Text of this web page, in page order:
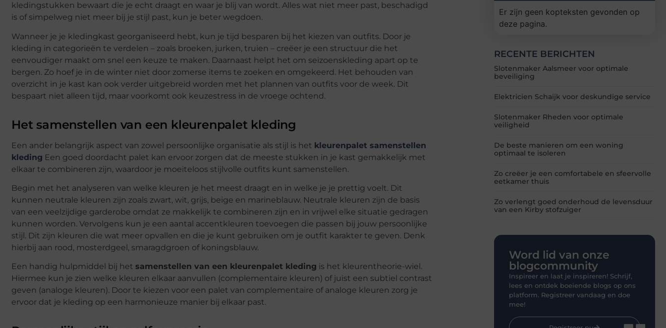
kledingstukken bewaart die je echt draagt en waar je blij van wordt. Alles wat niet meer past, beschadigd
is of simpelweg niet meer bij je stijl past, kun je beter wegdoen.
Wanneer je je kledingkast georganiseerd hebt, kun je tijd besparen bij het kiezen van outfits. Door je
kleding in categorieën te verdelen – zoals broeken, jurken, truien – creëer je een structuur die het
eenvoudiger maakt om snel een keuze te maken. Daarnaast helpt het om seizoenskleding apart op te
bergen. Zo hoef je in de winter niet door zomerse items te zoeken en omgekeerd. Het behouden van
overzicht in je kast kan ook verder uitgebreid worden met het plannen van outfits voor de week. Dit
bespaart niet alleen tijd, maar voorkomt ook keuzestress in de vroege ochtend.
Het samenstellen van een kleurenpalet kleding
Een ander belangrijk aspect van zowel persoonlijke organisatie als stijl is het kleurenpalet samenstellen
kleding Een goed doordacht palet kan ervoor zorgen dat de meeste stukken in je kast gemakkelijk met
elkaar te combineren zijn, waardoor je moeiteloos stijlvolle outfits kunt samenstellen.
Begin met het analyseren van welke kleuren je het meest draagt en in welke je je prettig voelt. Dit
kunnen neutrale kleuren zijn zoals zwart, wit, grijs, beige en marineblauw. Neutrale kleuren zijn de basis
van een veelzijdige garderobe omdat ze makkelijk te combineren zijn en in vrijwel elke situatie gedragen
kunnen worden. Vervolgens kun je een aantal accentkleuren toevoegen die passen bij jouw persoonlijke
stijl. Dit zijn kleuren die wat meer opvallen en die je kunt gebruiken om je outfit karakter te geven. Denk
hierbij aan rood, mosterdgeel, smaragdgroen of koningsblauw.
Een handig hulpmiddel bij het samenstellen van een kleurenpalet kleding is het kleurentheorie-wiel.
Hiermee kun je zien welke kleuren elkaar aanvullen (complementaire kleuren) of juist een subtiel contrast
geven (analoge kleuren). Door te kiezen voor een palet van complementaire of analoge kleuren zorg je
ervoor dat je kleding op een harmonieuze manier bij elkaar past.
Er zijn geen kopteksten gevonden op
deze pagina.
RECENTE BERICHTEN
Slotenmaker Aalsmeer voor optimale
beveiliging
Elektricien Schaijk voor deskundige service
Slotenmaker Rheden voor optimale
veiligheid
De beste manieren om een woning
optimaal te isoleren
Zo creëer je een comfortabele en sfeervolle
eetkamer thuis
Zo verlengt goed onderhoud de levensduur
van een Kirby stofzuiger
Word lid van onze
blogcommunity
Inspireer en laat je inspireren! Schrijf,
lees en ontdek boeiende blogs op ons
platform. Registreer vandaag en doe
mee!